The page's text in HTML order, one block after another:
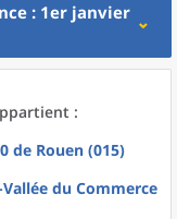
: 1er janvier
:
de Rouen (015)
du Commerce